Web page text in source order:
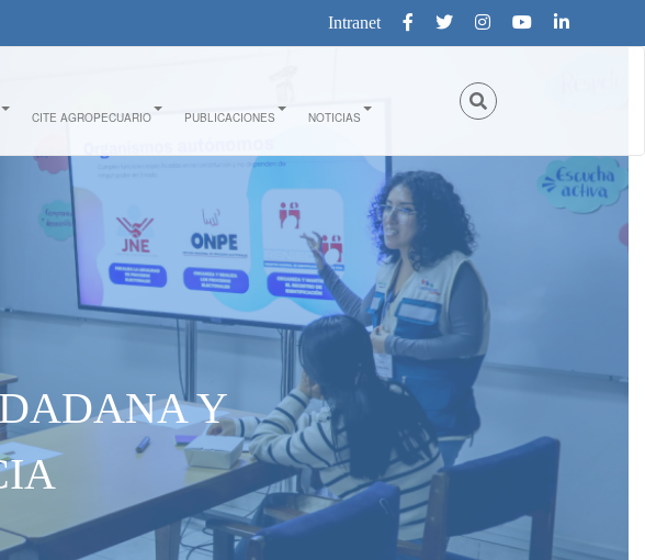
Intranet
CITE AGROPECUARIO PUBLICACIONES NOTICIAS
Y